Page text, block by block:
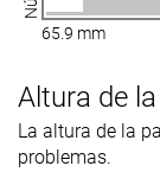
65.9 mm
Altura de
La altura de la
problemas.